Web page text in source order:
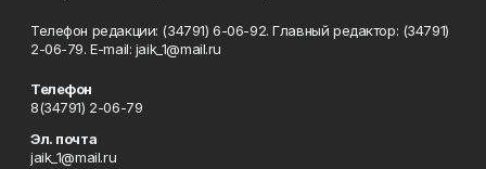
Телефон редакции: (34791) 6-06-92. Главный редактор: (34791)
2-06-79. Е-mаil: jaik_1@mail.ru
Телефон
8(34791) 2-06-79
Эл. почта
jaik_1@mail.ru